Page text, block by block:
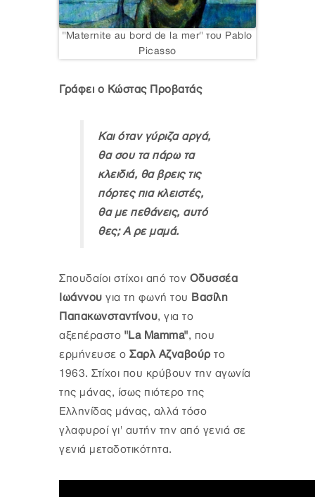
"Maternite au bord de la mer" του Pablo
Picasso
Γράφει ο Κώστας Προβατάς
Και όταν γύριζα αργά,
θα σου τα πάρω τα
κλειδιά, θα βρεις τις
πόρτες πια κλειστές,
θα με πεθάνεις, αυτό
θες; Α ρε μαμά.
Σπουδαίοι στίχοι από τον Οδυσσέα
Ιωάννου για τη φωνή του Βασίλη
Παπακωνσταντίνου, για το
αξεπέραστο "La Mamma", που
ερμήνευσε ο Σαρλ Αζναβούρτο
1963. Στίχοι που κρύβουν την αγωνία
της μάνας, ίσως πιότερο της
Ελληνίδας μάνας, αλλά τόσο
γλαφυροί γι' αυτήν την από γενιά σε
γενιά μεταδοτικότητα.